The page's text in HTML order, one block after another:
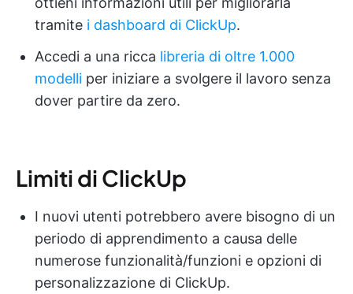
tramite i dashboard di ClickUp.
Accedi a una ricca libreria di oltre 1.000
modelli per iniziare a svolgere il lavoro senza
dover partire da zero.
Limiti di ClickUp
I nuovi utenti potrebbero avere bisogno di un
periodo di apprendimento a causa delle
numerose funzionalità/funzioni e opzioni di
personalizzazione di ClickUp.